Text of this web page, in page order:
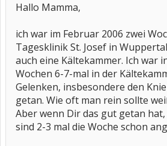
Hallo Mamma,
ich war im Februar 2006 zwei
Tagesklinik St. Josef in
auch eine Kältekammer. Ich war
Wochen 6-7-mal in der
Gelenken, insbesondere den
getan. Wie oft man rein sollte
Aber wenn Dir das gut getan
sind 2-3 mal die Woche schon